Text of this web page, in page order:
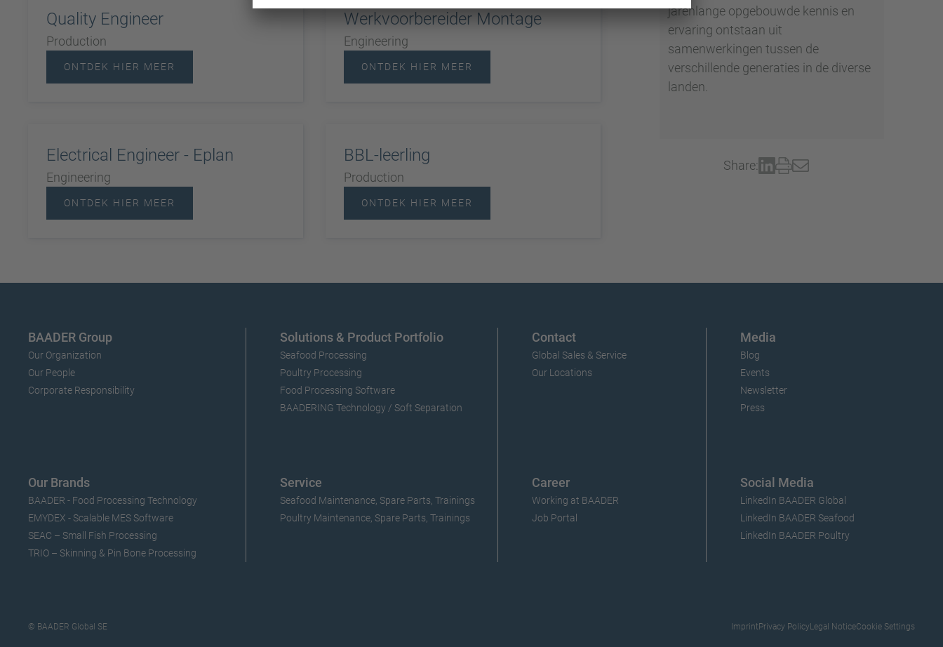
Quality Engineer
Production
ONTDEK HIER MEER
Werkvoorbereider Montage
Engineering
ONTDEK HIER MEER
Electrical Engineer - Eplan
Engineering
ONTDEK HIER MEER
BBL-leerling
Production
ONTDEK HIER MEER
jarenlange opgebouwde kennis en
ervaring ontstaan uit
samenwerkingen tussen de
verschillende generaties in de diverse
landen.
Share:
BAADER Group
Our Organization
Our People
Corporate Responsibility
Solutions & Product Portfolio
Seafood Processing
Poultry Processing
Food Processing Software
BAADERING Technology / Soft Separation
Contact
Global Sales & Service
Our Locations
Media
Blog
Events
Newsletter
Press
Our Brands
BAADER - Food Processing Technology
EMYDEX - Scalable MES Software
SEAC – Small Fish Processing
TRIO – Skinning & Pin Bone Processing
Service
Seafood Maintenance, Spare Parts, Trainings
Poultry Maintenance, Spare Parts, Trainings
Career
Working at BAADER
Job Portal
Social Media
LinkedIn BAADER Global
LinkedIn BAADER Seafood
LinkedIn BAADER Poultry
© BAADER Global SE ImprintPrivacy PolicyLegal NoticeCookie Settings